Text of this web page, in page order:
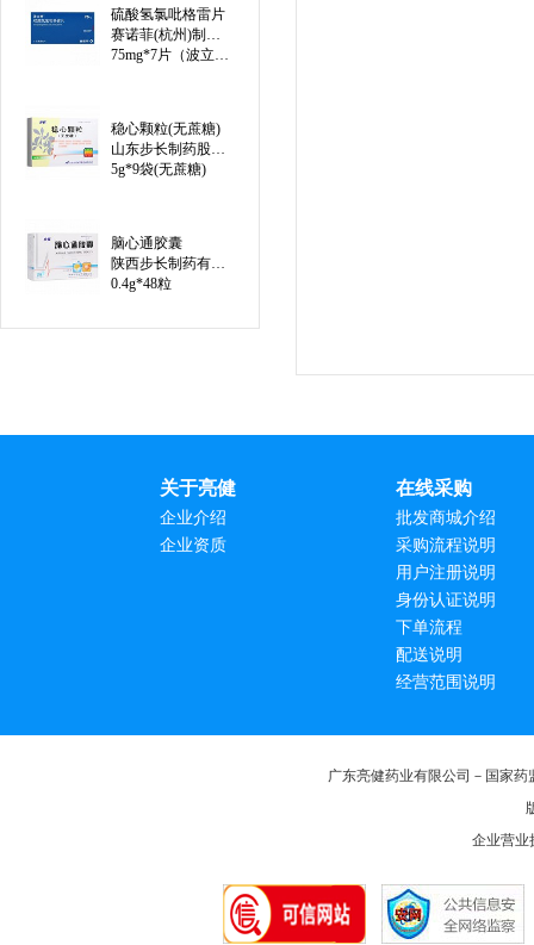
硫酸氢氯吡格雷片
赛诺菲(杭州)制药有限公司
75mg*7片（波立维）
稳心颗粒(无蔗糖)
山东步长制药股份有限公司
5g*9袋(无蔗糖)
脑心通胶囊
陕西步长制药有限公司
0.4g*48粒
关于亮健
企业介绍
企业资质
在线采购
批发商城介绍
采购流程说明
用户注册说明
身份认证说明
下单流程
配送说明
经营范围说明
广东亮健药业有限公司－国家
企业营业